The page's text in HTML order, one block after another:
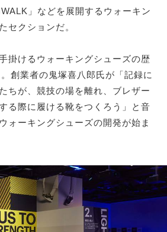
」などを展開するウォーキン
セクションだ。
掛けるウォーキングシューズの歴
創業者の鬼塚喜八郎氏が「記録に
ちが、競技の場を離れ、ブレザー
る際に履ける靴をつくろう」と音
ォーキングシューズの開発が始ま